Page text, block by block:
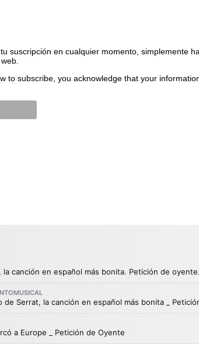
suscripción en cualquier momento, simplemente
to subscribe, you acknowledge that your